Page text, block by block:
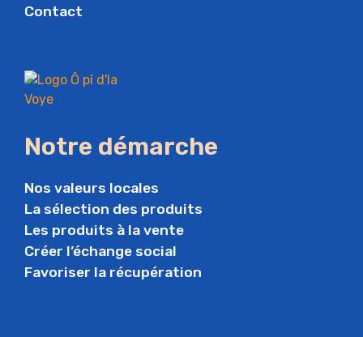
Contact
Notre démarche
Nos valeurs locales
La sélection des produits
Les produits à la vente
Créer l’échange social
Favoriser la récupération